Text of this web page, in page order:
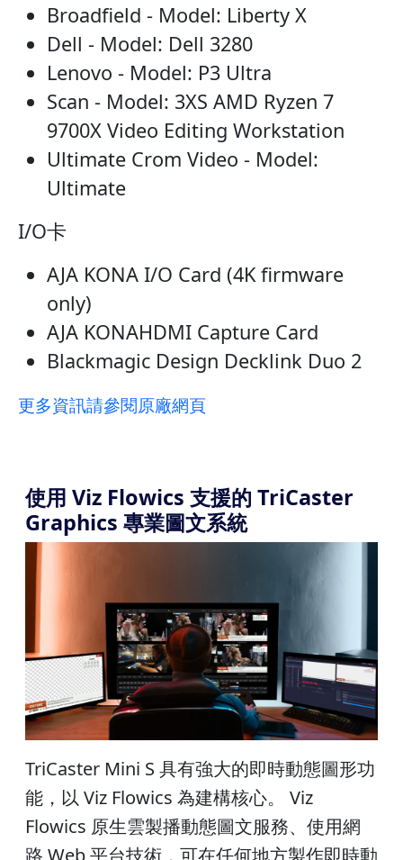
Broadfield - Model: Liberty X
Dell - Model: Dell 3280
Lenovo - Model: P3 Ultra
Scan - Model: 3XS AMD Ryzen 7
9700X Video Editing Workstation
Ultimate Crom Video - Model:
Ultimate
I/O卡
AJA KONA I/O Card (4K firmware
only)
AJA KONAHDMI Capture Card
Blackmagic Design Decklink Duo 2
更多資訊請參閱原廠網頁
使用 Viz Flowics 支援的 TriCaster
Graphics 專業圖文系統
TriCaster Mini S 具有強大的即時動態圖形功
能，以 Viz Flowics 為建構核心。 Viz
Flowics 原生雲製播動態圖文服務、使用網